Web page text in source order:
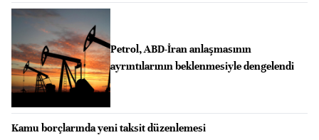
Petrol, ABD-İran anlaşmasının
ayrıntılarının beklenmesiyle dengelendi
Kamu borçlarında yeni taksit düzenlemesi